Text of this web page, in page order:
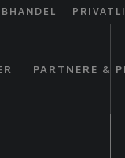
PARTNERE &